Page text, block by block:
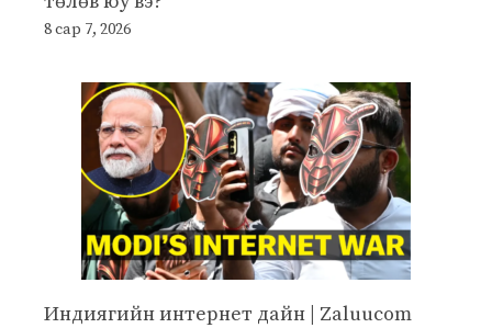
8 сар 7, 2026
Индиягийн интернет дайн | Zaluucom